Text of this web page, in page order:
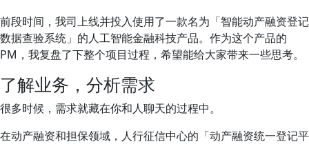
前段时间，我司上线并投入使用了一款名为「智能动产融资登记
数据查验系统」的人工智能金融科技产品。作为这个产品的
PM，我复盘了下整个项目过程，希望能给大家带来一些思考。
了解业务，分析需求
很多时候，需求就藏在你和人聊天的过程中。
在动产融资和担保领域，人行征信中心的「动产融资统一登记平